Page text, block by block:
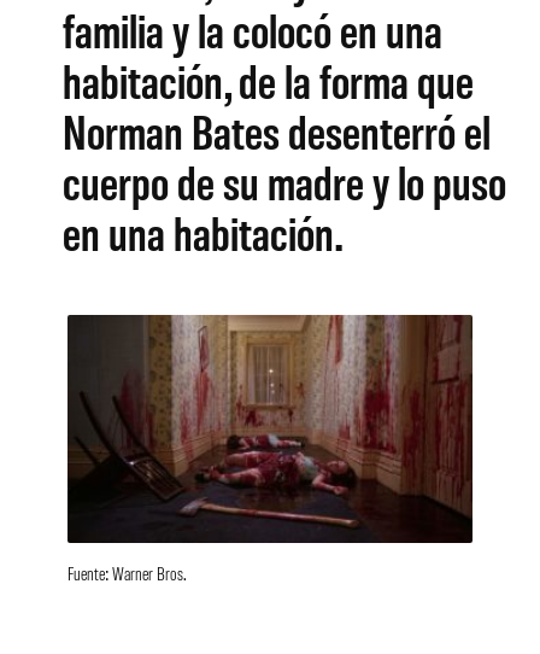
familia y la colocó en una
habitación, de la forma que
Norman Bates desenterró el
cuerpo de su madre y lo puso
en una habitación.
Fuente: Warner Bros.